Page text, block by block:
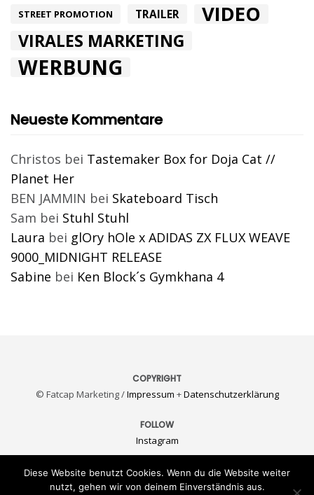
STREET PROMOTION TRAILER VIDEO
VIRALES MARKETING
WERBUNG
Neueste Kommentare
Christos bei Tastemaker Box for Doja Cat //
Planet Her
BEN JAMMIN bei Skateboard Tisch
Sam bei Stuhl Stuhl
Laura bei glOry hOle x ADIDAS ZX FLUX WEAVE
9000_MIDNIGHT RELEASE
Sabine bei Ken Block´s Gymkhana 4
COPYRIGHT
© Fatcap Marketing /Impressum +Datenschutzerklärung
FOLLOW
Instagram
KONTAKT
E-Mail
Diese Website benutzt Cookies. Wenn du die Website weiter
nutzt, gehen wir von deinem Einverständnis aus.